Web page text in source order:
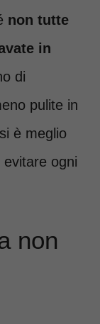
non tutte
in
di
pulite in
è meglio
ogni
non